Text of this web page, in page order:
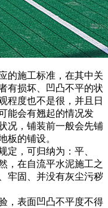
的施工标准，在其中关
有损坏、凹凸不平的状
程度也不是很，并且日
能会有翘起的情况发
况，铺装前一般会先铺
板的铺设。
定，可归纳为：平、
，在自流平水泥施工之
牢固、并没有灰尘污秽
，表面凹凸不平度不得